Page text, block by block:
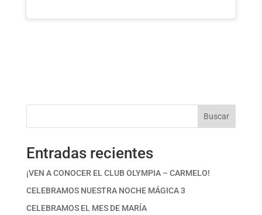
Buscar
Entradas recientes
¡VEN A CONOCER EL CLUB OLYMPIA – CARMELO!
CELEBRAMOS NUESTRA NOCHE MÁGICA 3
CELEBRAMOS EL MES DE MARÍA